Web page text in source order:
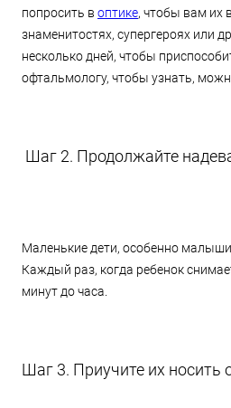
попросить в оптике, чтобы вам их
знаменитостях, супергероях или
несколько дней, чтобы
офтальмологу, чтобы узнать,
Шаг 2. Продолжайте
Маленькие дети, особенно
Каждый раз, когда ребенок
минут до часа.
Шаг 3. Приучите их носить